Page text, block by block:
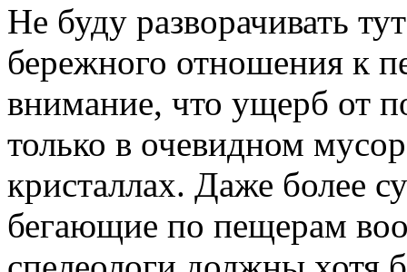
Не буду разворачивать
бережного отношения к
внимание, что ущерб от
только в очевидном
кристаллах. Даже более
бегающие по пещерам